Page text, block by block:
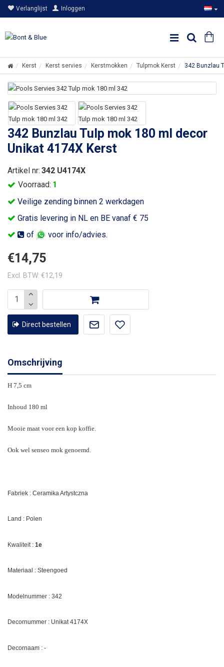
Verlanglijst Inloggen
Kerst Kerst servies Kerstmokken Tulpmok Kerst 342 Bunzlau
342 Bunzlau Tulp mok 180 ml decor
Unikat 4174X Kerst
Veilige zending binnen 2 werkdagen
Gratis levering in NL en BE vanaf € 75
of
voor info/advies.
Voorraad: 1
Artikel nr: 342 U4174X
€14,75
Excl. BTW: €12,19
Direct bestellen
Omschrijving
H 7,5 cm
Inhoud 180 ml
Mooie maat voor een kop koffie.
Ook wel senseo mok genoemd.
Fabriek : Ceramika Artystczna
Land : Polen
Kwaliteit : 1e
Materiaal : Steengoed
Modelnummer : 342
Decornummer : Unikat 4174X
Decornaam : -